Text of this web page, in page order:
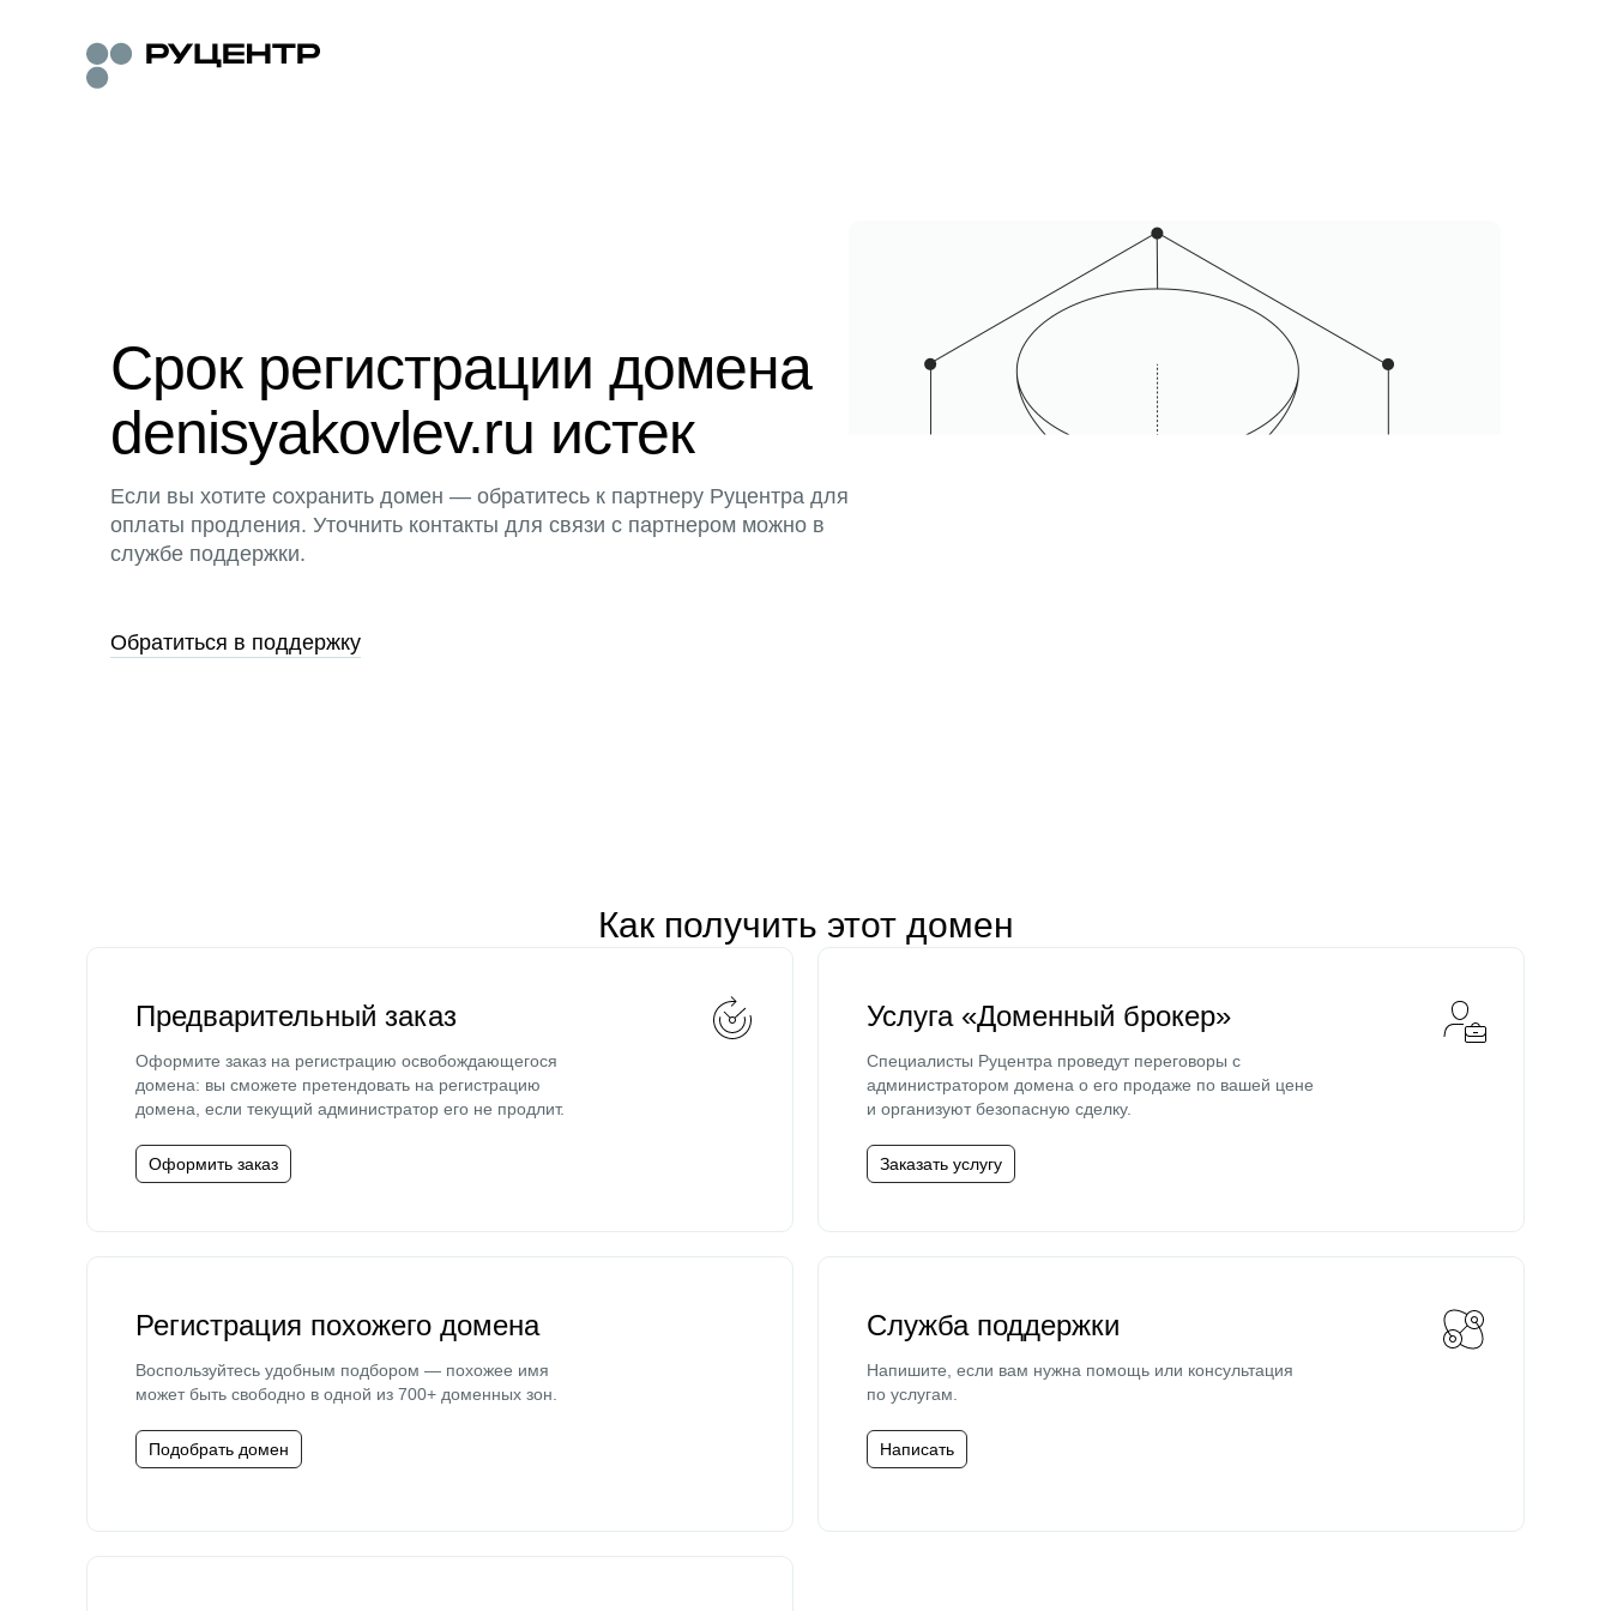
Срок регистрации домена
denisyakovlev.ru истек
Если вы хотите сохранить домен — обратитесь к партнеру Руцентра для
оплаты продления. Уточнить контакты для связи с партнером можно в
службе поддержки.
Обратиться в поддержку
Как получить этот домен
Предварительный заказ
Оформите заказ на регистрацию освобождающегося
домена: вы сможете претендовать на регистрацию
домена, если текущий администратор его не продлит.
Оформить заказ
Услуга «Доменный брокер»
Специалисты Руцентра проведут переговоры с
администратором домена о его продаже по вашей цене
и организуют безопасную сделку.
Заказать услугу
Регистрация похожего домена
Воспользуйтесь удобным подбором — похожее имя
может быть свободно в одной из 700+ доменных зон.
Подобрать домен
Служба поддержки
Напишите, если вам нужна помощь или консультация
по услугам.
Написать